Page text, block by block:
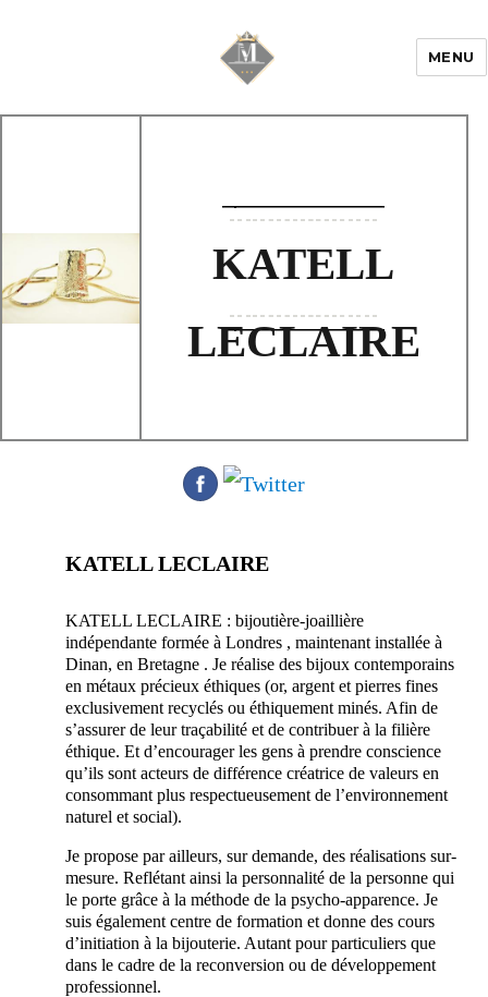
MENU
KATELL
LECLAIRE
KATELL LECLAIRE
KATELL LECLAIRE : bijoutière-joaillière
indépendante formée à Londres , maintenant installée à
Dinan, en Bretagne . Je réalise des bijoux contemporains
en métaux précieux éthiques (or, argent et pierres fines
exclusivement recyclés ou éthiquement minés. Afin de
s’assurer de leur traçabilité et de contribuer à la filière
éthique. Et d’encourager les gens à prendre conscience
qu’ils sont acteurs de différence créatrice de valeurs en
consommant plus respectueusement de l’environnement
naturel et social).
Je propose par ailleurs, sur demande, des réalisations sur-
mesure. Reflétant ainsi la personnalité de la personne qui
le porte grâce à la méthode de la psycho-apparence. Je
suis également centre de formation et donne des cours
d’initiation à la bijouterie. Autant pour particuliers que
dans le cadre de la reconversion ou de développement
professionnel.